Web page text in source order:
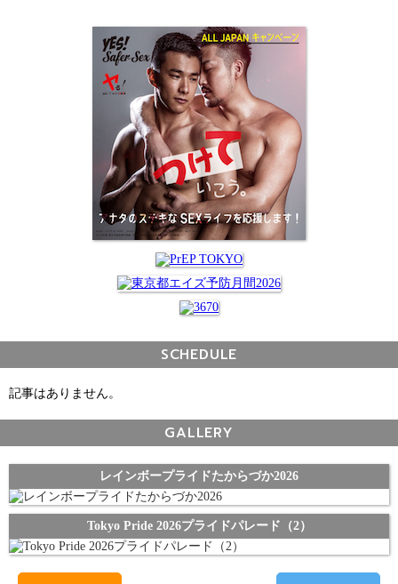
SCHEDULE
記事はありません。
GALLERY
レインボープライドたからづか2026
Tokyo Pride 2026プライドパレード（2）